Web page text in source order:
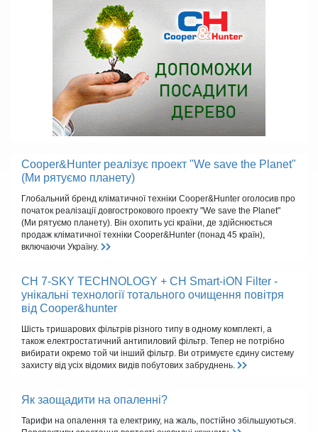
Cooper&Hunter реалізує проект "We save the Planet"
(Ми рятуємо планету)
Глобальний бренд кліматичної техніки Cooper&Hunter оголосив про
початок реалізації довгострокового проекту "We save the Planet"
(Ми рятуємо планету). Він охопить усі країни, де здійснюється
продаж кліматичної техніки Cooper&Hunter (понад 45 країн),
включаючи Україну.
CH 7-SKY TECHNOLOGY + CH Smart-iON Filter -
унікальні технології тотального очищення повітря
від Cooper&hunter
Шість тришарових фільтрів різного типу в одному комплекті, а
також електростатичний антипиловий фільтр. Тепер не потрібно
вибирати окремо той чи інший фільтр. Ви отримуєте єдину систему
захисту від усіх відомих видів побутових забруднень.
Як заощадити на опаленні?
Тарифи на опалення та електрику, на жаль, постійно збільшуються.